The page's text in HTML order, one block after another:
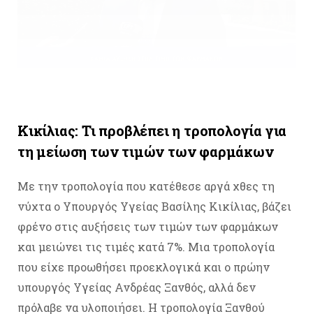
Κικίλιας: Τι προβλέπει η τροπολογία για
τη μείωση των τιμών των φαρμάκων
Με την τροπολογία που κατέθεσε αργά χθες τη
νύχτα ο Υπουργός Υγείας Βασίλης Κικίλιας, βάζει
φρένο στις αυξήσεις των τιμών των φαρμάκων
και μειώνει τις τιμές κατά 7%. Μια τροπολογία
που είχε προωθήσει προεκλογικά και ο πρώην
υπουργός Υγείας Ανδρέας Ξανθός, αλλά δεν
πρόλαβε να υλοποιήσει. Η τροπολογία Ξανθού